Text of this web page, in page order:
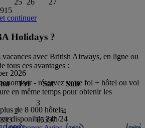
25 26 27
2026
Fri Sat Sun
2
3
€5397
4
continuer
Holidays ?
vacances avec British Airways, en ligne ou
tous ces avantages :
- réservez votre fol + hôtel ou vol
en même temps pour obtenir les
de 8 000 hôtels
disponible 24h/24